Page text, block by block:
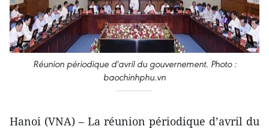
Réunion périodique d'avril du gouvernement. Photo :
baochinhphu.vn
Hanoi (VNA) – La réunion périodique d’avril du